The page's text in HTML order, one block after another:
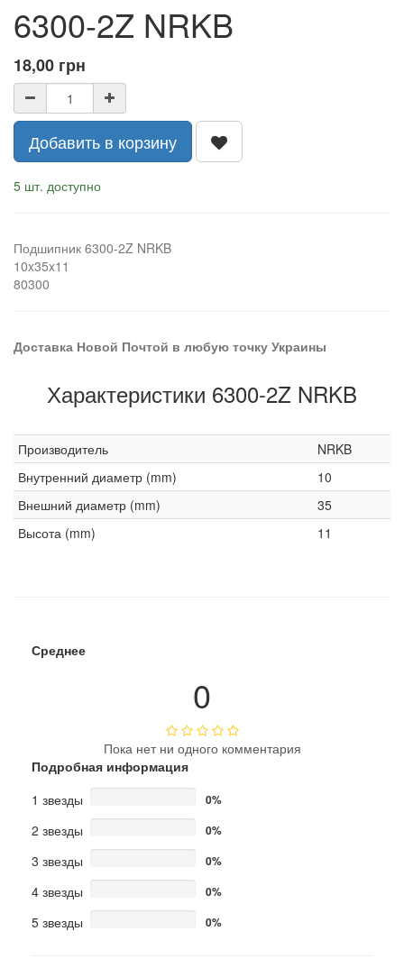
6300-2Z NRKB
18,00 грн
Добавить в корзину
5 шт. доступно
Подшипник 6300-2Z NRKB
10x35x11
80300
Доставка Новой Почтой в любую точку Украины
Характеристики 6300-2Z NRKB
Производитель
NRKB
Внутренний диаметр (mm)
10
Внешний диаметр (mm)
35
Высота (mm)
11
Среднее
0
Пока нет ни одного комментария
Подробная информация
1 звезды
0%
2 звезды 0%
3 звезды 0%
4 звезды 0%
5 звезды 0%